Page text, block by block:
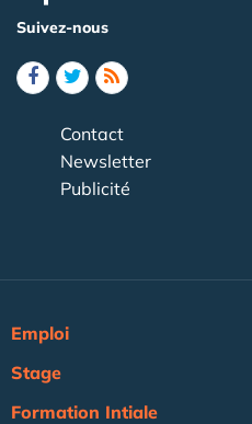
Suivez-nous
Contact
Newsletter
Publicité
Emploi
Stage
Formation Intiale